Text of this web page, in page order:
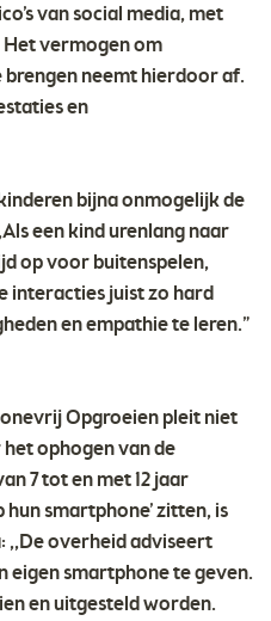
van social media, met
vermogen om
neemt hierdoor af.
en
bijna onmogelijk de
een kind urenlang naar
op voor buitenspelen,
interacties juist zo hard
en empathie te leren.”
Opgroeien pleit niet
ophogen van de
7 tot en met 12 jaar
hun smartphone’ zitten, is
,,De overheid adviseert
eigen smartphone te geven.
en uitgesteld worden.